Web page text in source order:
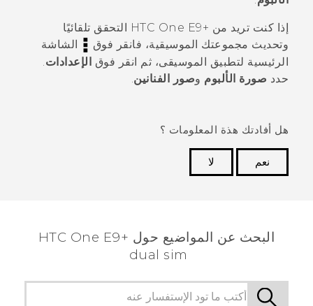
إذا كنت تريد من ‍+HTC One E9
التحقق تلقائيًا
وتحديث مجموعتك الموسيقية، فانقر فوق
الشاشة
الرئيسية لتطبيق
الموسيقى، ثم انقر فوق الإعدادات.
حدد صورة الألبوم وصور الفنانين.
هل أفادتك هذة المعلومات ؟
نعم
لا
البحث عن المواضيع حول HTC One E9+
dual sim